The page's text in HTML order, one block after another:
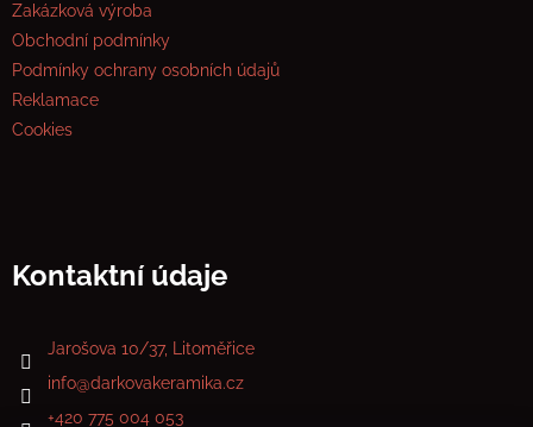
Zakázková výroba
Obchodní podmínky
Podmínky ochrany osobních údajů
Reklamace
Cookies
Kontaktní údaje
Jarošova 10/37, Litoměřice
info@darkovakeramika.cz
+420 775 004 053